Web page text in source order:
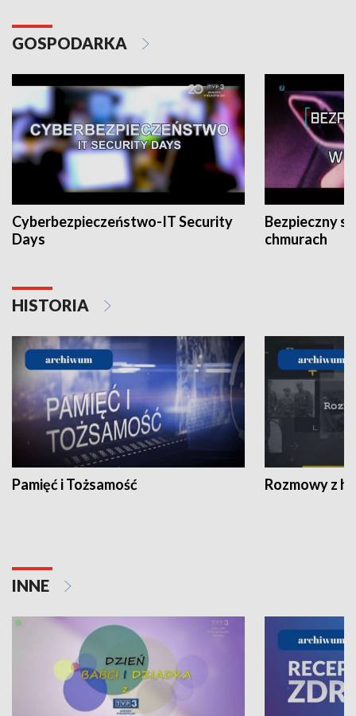
GOSPODARKA
Cyberbezpieczeństwo-IT Security
Days
Bezpieczny
chmurach
HISTORIA
Pamięć i Tożsamość Rozmowy z
INNE